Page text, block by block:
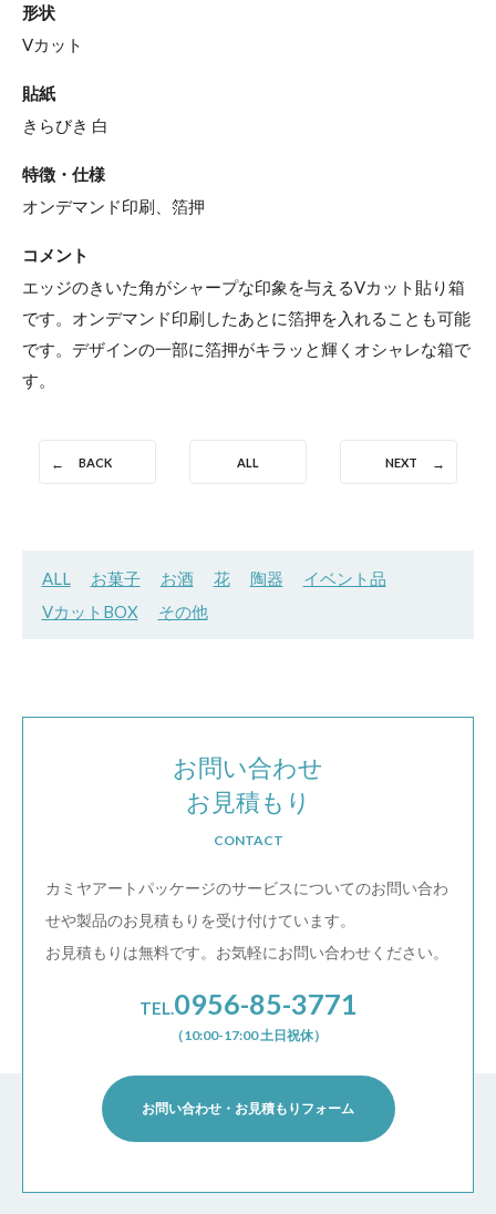
形状
Vカット
貼紙
きらびき 白
特徴・仕様
オンデマンド印刷、箔押
コメント
エッジのきいた角がシャープな印象を与えるVカット貼り箱
です。オンデマンド印刷したあとに箔押を入れることも可能
です。デザインの一部に箔押がキラッと輝くオシャレな箱で
す。
BACK ALL NEXT
ALL お菓子 お酒 花 陶器
イベント品
VカットBOX
その他
お問い合わせ
お見積もり
CONTACT
カミヤアートパッケージのサービスについてのお問い合わ
せや製品のお見積もりを受け付けています。
お見積もりは無料です。お気軽にお問い合わせください。
TEL.0956-85-3771
（10:00-17:00 土日祝休）
お問い合わせ・お見積もりフォーム